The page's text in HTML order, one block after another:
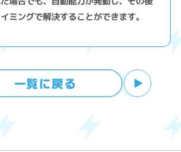
ミングで解決することができます。